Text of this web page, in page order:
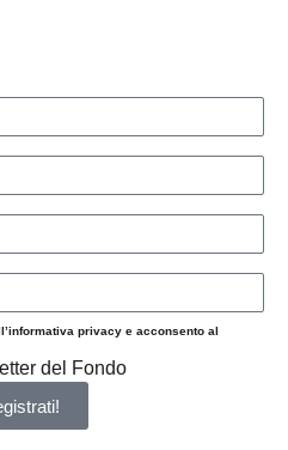
privacy e acconsento al
del Fondo